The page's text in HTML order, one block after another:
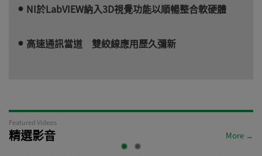
NI於LabVIEW納入3D視覺功能以順暢整合軟硬體
高速通訊當道 雙絞線應用歷久彌新
Featured Videos
精選影音 More →